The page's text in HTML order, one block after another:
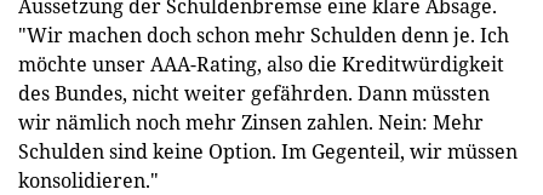
Aussetzung der Schuldenbremse eine klare Absage.
"Wir machen doch schon mehr Schulden denn je. Ich
möchte unser AAA-Rating, also die Kreditwürdigkeit
des Bundes, nicht weiter gefährden. Dann müssten
wir nämlich noch mehr Zinsen zahlen. Nein: Mehr
Schulden sind keine Option. Im Gegenteil, wir müssen
konsolidieren."